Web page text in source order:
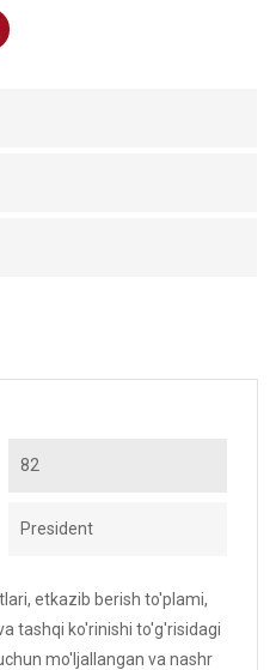
82
President
etkazib berish to'plami,
tashqi ko'rinishi to'g'risidagi
mo'ljallangan va nashr